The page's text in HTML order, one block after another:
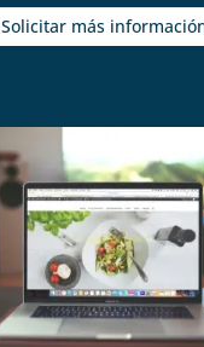
Solicitar más